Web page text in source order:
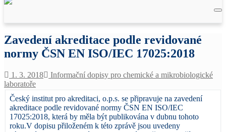
Zavedení akreditace podle revidované
normy ČSN EN ISO/IEC 17025:2018
1. 3. 2018
Informační dopisy pro chemické a mikrobiologické
laboratoře
Český institut pro akreditaci, o.p.s. se připravuje na zavedení
akreditace podle revidované normy ČSN EN ISO/IEC
17025:2018, která by měla být publikována v dubnu tohoto
roku.V dopisu přiloženém k této zprávě jsou uvedeny